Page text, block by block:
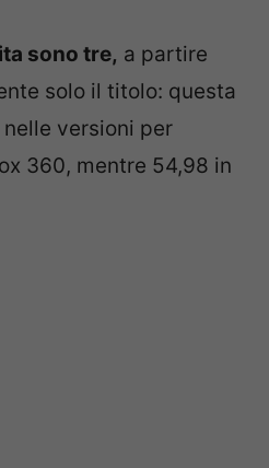
sono tre, a partire
solo il titolo: questa
versioni per
360, mentre 54,98 in